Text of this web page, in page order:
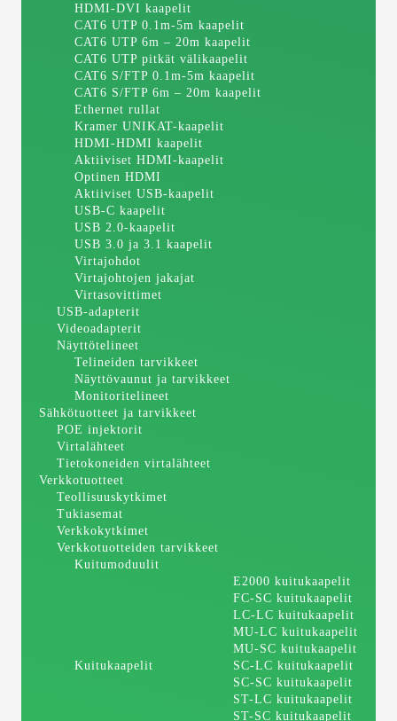
HDMI-DVI kaapelit
CAT6 UTP 0.1m-5m kaapelit
CAT6 UTP 6m – 20m kaapelit
CAT6 UTP pitkät välikaapelit
CAT6 S/FTP 0.1m-5m kaapelit
CAT6 S/FTP 6m – 20m kaapelit
Ethernet rullat
Kramer UNIKAT-kaapelit
HDMI-HDMI kaapelit
Aktiiviset HDMI-kaapelit
Optinen HDMI
Aktiiviset USB-kaapelit
USB-C kaapelit
USB 2.0-kaapelit
USB 3.0 ja 3.1 kaapelit
Virtajohdot
Virtajohtojen jakajat
Virtasovittimet
USB-adapterit
Videoadapterit
Näyttötelineet
Telineiden tarvikkeet
Näyttövaunut ja tarvikkeet
Monitoritelineet
Sähkötuotteet ja tarvikkeet
POE injektorit
Virtalähteet
Tietokoneiden virtalähteet
Verkkotuotteet
Teollisuuskytkimet
Tukiasemat
Verkkokytkimet
Verkkotuotteiden tarvikkeet
Kuitumoduulit
Kuitukaapelit
E2000 kuitukaapelit
FC-SC kuitukaapelit
LC-LC kuitukaapelit
MU-LC kuitukaapelit
MU-SC kuitukaapelit
SC-LC kuitukaapelit
SC-SC kuitukaapelit
ST-LC kuitukaapelit
ST-SC kuitukaapelit